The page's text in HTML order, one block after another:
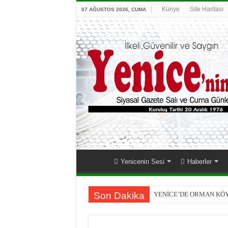
07 AĞUSTOS 2026, CUMA Künye Site Haritası
Yenicenin Sesi Haberler
Son Dakika YENİCE’DE ORMAN